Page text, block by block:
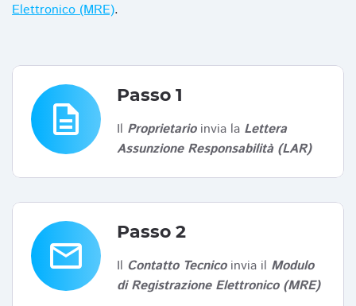
Elettronico (MRE).
description
Passo 1
Il Proprietarioinvia la Lettera
Assunzione Responsabilità (LAR)
email
Passo 2
Il Contatto Tecnicoinvia il Modulo
di Registrazione Elettronico (MRE)